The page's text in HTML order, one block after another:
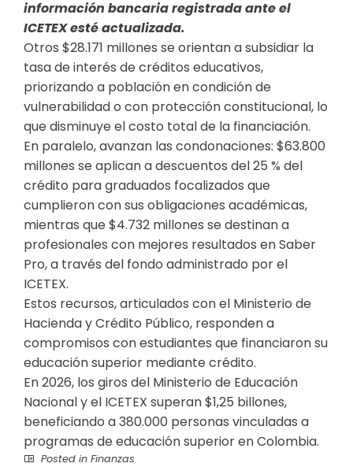
información bancaria registrada ante el
ICETEX esté actualizada.
Otros $28.171 millones se orientan a subsidiar la
tasa de interés de créditos educativos,
priorizando a población en condición de
vulnerabilidad o con protección constitucional, lo
que disminuye el costo total de la financiación.
En paralelo, avanzan las condonaciones: $63.800
millones se aplican a descuentos del 25 % del
crédito para graduados focalizados que
cumplieron con sus obligaciones académicas,
mientras que $4.732 millones se destinan a
profesionales con mejores resultados en Saber
Pro, a través del fondo administrado por el
ICETEX.
Estos recursos, articulados con el Ministerio de
Hacienda y Crédito Público, responden a
compromisos con estudiantes que financiaron su
educación superior mediante crédito.
En 2026, los giros del Ministerio de Educación
Nacional y el ICETEX superan $1,25 billones,
beneficiando a 380.000 personas vinculadas a
programas de educación superior en Colombia.
Posted in Finanzas